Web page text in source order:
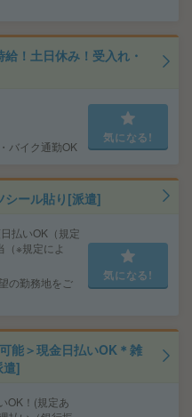
！土日休み！受入れ・
バイク通勤OK
気になる!
シール貼り[派遣]
払いOK（規定
※規定によ
の勤務地をご
気になる!
能＞現金日払いOK＊雑
遣]
OK！(規定あ